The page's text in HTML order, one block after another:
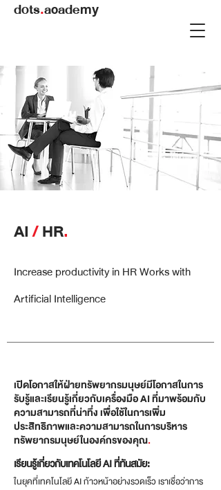
dots.academy
AI/HR.
Increase productivity in HR Works with
Artificial Intelligence
เปิดโอกาสให้ฝ่ายทรัพยากรมนุษย์มีโอกาสในการ
รับรู้และเรียนรู้เกี่ยวกับเครื่องมือ AI ที่มาพร้อมกับ
ความสามารถที่น่าทึ่ง เพื่อใช้ในการเพิ่ม
ประสิทธิภาพและความสามารถในการบริหาร
ทรัพยากรมนุษย์ในองค์กรของคุณ.
เรียนรู้เกี่ยวกับเทคโนโลยี AI ที่ทันสมัย:
ในยุคที่เทคโนโลยี AI ก้าวหน้าอย่างรวดเร็ว เราเชื่อว่าการ